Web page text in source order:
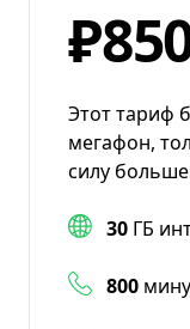
Этот тариф
мегафон,
силу
30 ГБ
800